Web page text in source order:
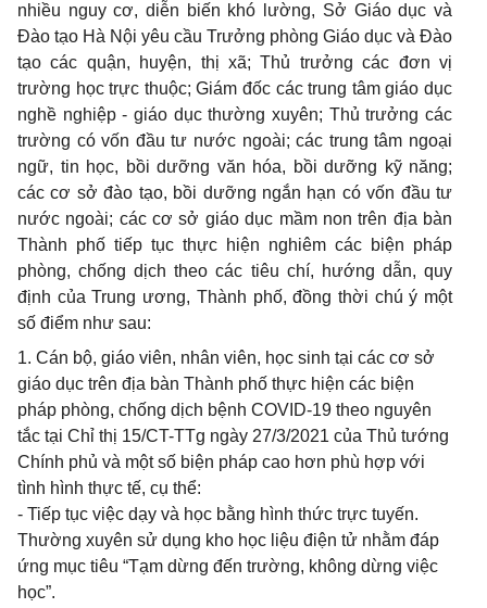
nhiều nguy cơ, diễn biến khó lường, Sở Giáo dục và
Đào tạo Hà Nội yêu cầu Trưởng phòng Giáo dục và Đào
tạo các quận, huyện, thị xã; Thủ trưởng các đơn vị
trường học trực thuộc; Giám đốc các trung tâm giáo dục
nghề nghiệp - giáo dục thường xuyên; Thủ trưởng các
trường có vốn đầu tư nước ngoài; các trung tâm ngoại
ngữ, tin học, bồi dưỡng văn hóa, bồi dưỡng kỹ năng;
các cơ sở đào tạo, bồi dưỡng ngắn hạn có vốn đầu tư
nước ngoài; các cơ sở giáo dục mầm non trên địa bàn
Thành phố tiếp tục thực hiện nghiêm các biện pháp
phòng, chống dịch theo các tiêu chí, hướng dẫn, quy
định của Trung ương, Thành phố, đồng thời chú ý một
số điểm như sau:
1. Cán bộ, giáo viên, nhân viên, học sinh tại các cơ sở
giáo dục trên địa bàn Thành phố thực hiện các biện
pháp phòng, chống dịch bệnh COVID-19 theo nguyên
tắc tại Chỉ thị 15/CT-TTg ngày 27/3/2021 của Thủ tướng
Chính phủ và một số biện pháp cao hơn phù hợp với
tình hình thực tế, cụ thể:
- Tiếp tục việc dạy và học bằng hình thức trực tuyến.
Thường xuyên sử dụng kho học liệu điện tử nhằm đáp
ứng mục tiêu “Tạm dừng đến trường, không dừng việc
học”.